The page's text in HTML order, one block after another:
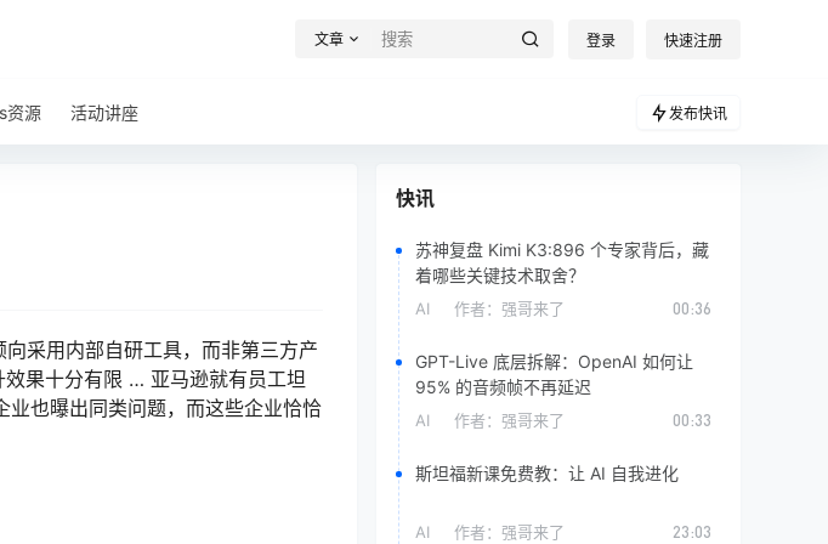
文章 登录 快速注册
资源 活动讲座 发布快讯
采用内部自研工具，而非第三方产
果十分有限 … 亚马逊就有员工坦
也曝出同类问题，而这些企业恰恰
快讯
苏神复盘 Kimi K3:896 个专家背后，藏
着哪些关键技术取舍？
AI 作者： 强哥来了 00:36
GPT-Live 底层拆解：OpenAI 如何让
95% 的音频帧不再延迟
AI 作者： 强哥来了 00:33
斯坦福新课免费教：让 AI 自我进化
AI 作者： 强哥来了 23:03